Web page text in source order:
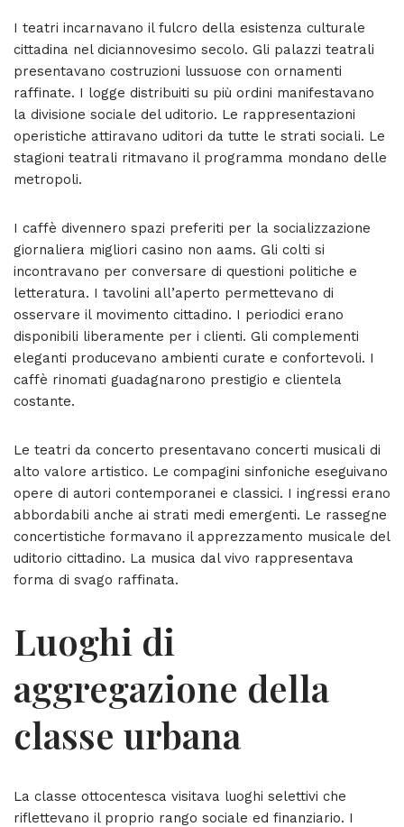
I teatri incarnavano il fulcro della esistenza culturale
cittadina nel diciannovesimo secolo. Gli palazzi teatrali
presentavano costruzioni lussuose con ornamenti
raffinate. I logge distribuiti su più ordini manifestavano
la divisione sociale del uditorio. Le rappresentazioni
operistiche attiravano uditori da tutte le strati sociali. Le
stagioni teatrali ritmavano il programma mondano delle
metropoli.
I caffè divennero spazi preferiti per la socializzazione
giornaliera migliori casino non aams. Gli colti si
incontravano per conversare di questioni politiche e
letteratura. I tavolini all’aperto permettevano di
osservare il movimento cittadino. I periodici erano
disponibili liberamente per i clienti. Gli complementi
eleganti producevano ambienti curate e confortevoli. I
caffè rinomati guadagnarono prestigio e clientela
costante.
Le teatri da concerto presentavano concerti musicali di
alto valore artistico. Le compagini sinfoniche eseguivano
opere di autori contemporanei e classici. I ingressi erano
abbordabili anche ai strati medi emergenti. Le rassegne
concertistiche formavano il apprezzamento musicale del
uditorio cittadino. La musica dal vivo rappresentava
forma di svago raffinata.
Luoghi di
aggregazione della
classe urbana
La classe ottocentesca visitava luoghi selettivi che
riflettevano il proprio rango sociale ed finanziario. I